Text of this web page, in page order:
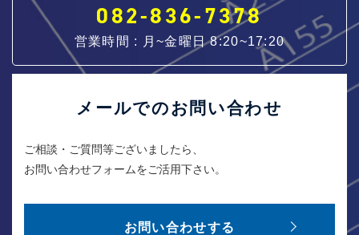
082-836-7378
営業時間 : 月~金曜日 8:20~17:20
メールでのお問い合わせ
ご相談・ご質問等ございましたら、
お問い合わせフォームをご活用下さい。
お問い合わせする